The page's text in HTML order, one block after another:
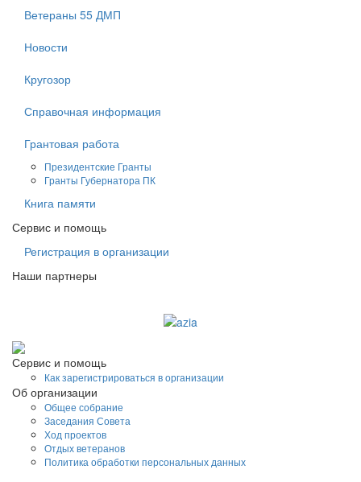
Ветераны 55 ДМП
Новости
Кругозор
Справочная информация
Грантовая работа
Президентские Гранты
Гранты Губернатора ПК
Книга памяти
Сервис и помощь
Регистрация в организации
Наши партнеры
Сервис и помощь
Как зарегистрироваться в организации
Об организации
Общее собрание
Заседания Совета
Ход проектов
Отдых ветеранов
Политика обработки персональных данных